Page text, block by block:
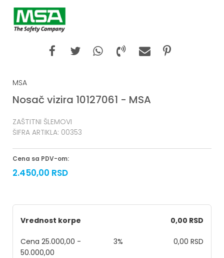
MSA
Nosač vizira 10127061 - MSA
ZAŠTITNI ŠLEMOVI
ŠIFRA ARTIKLA: 00353
Cena sa PDV-om:
2.450,00 RSD
Vrednost korpe 0,00 RSD
Cena 25.000,00 -
50.000,00
3% 0,00 RSD